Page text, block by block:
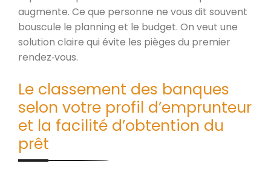
augmente. Ce que personne ne vous dit souvent
bouscule le planning et le budget. On veut une
solution claire qui évite les pièges du premier
rendez‑vous.
Le classement des banques
selon votre profil d’emprunteur
et la facilité d’obtention du
prêt